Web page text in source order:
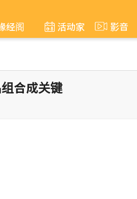
经阁 活动家 影音
合成关键